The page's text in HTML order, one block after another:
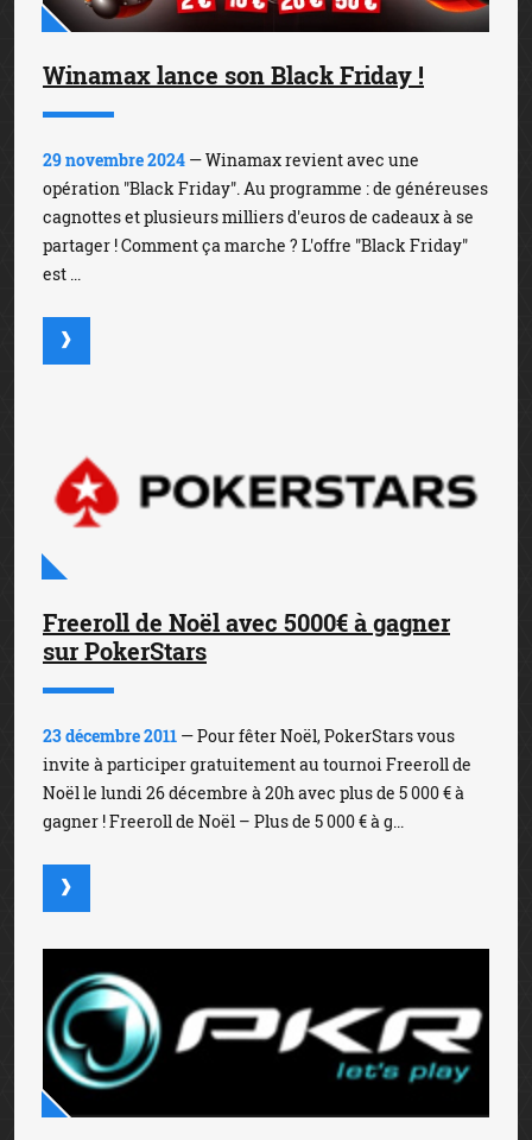
Winamax lance son Black Friday !
29 novembre 2024 — Winamax revient avec une
opération "Black Friday". Au programme : de généreuses
cagnottes et plusieurs milliers d'euros de cadeaux à se
partager ! Comment ça marche ? L'offre "Black Friday"
est ...
Freeroll de Noël avec 5000€ à gagner
sur PokerStars
23 décembre 2011 — Pour fêter Noël, PokerStars vous
invite à participer gratuitement au tournoi Freeroll de
Noël le lundi 26 décembre à 20h avec plus de 5 000 € à
gagner ! Freeroll de Noël – Plus de 5 000 € à g...